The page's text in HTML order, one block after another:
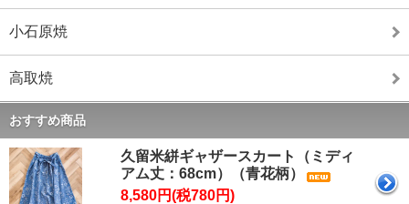
小石原焼
高取焼
おすすめ商品
久留米絣ギャザースカート（ミディ
アム丈：68cm）（青花柄）
8,580円(税780円)